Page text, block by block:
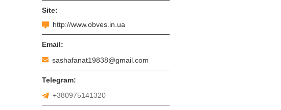
http://www.obves.in.ua
sashafanat19838@gmail.com
+380975141320